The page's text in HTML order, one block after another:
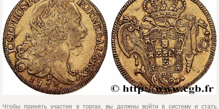
Чтобы принять участие в торгах, вы должны войти в систему и стать